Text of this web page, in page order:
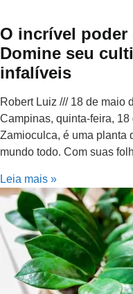
O incrível poder
Domine seu
infalíveis
Robert Luiz
18 de maio
Campinas, quinta-feira, 18
Zamioculca, é uma planta
mundo todo. Com suas
Leia mais »